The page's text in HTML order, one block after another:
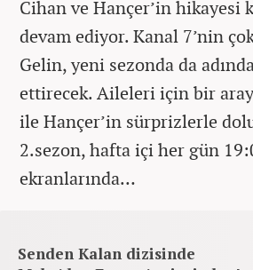
Cihan ve Hançer’in hikayesi
devam ediyor. Kanal 7’nin
Gelin, yeni sezonda da
ettirecek. Aileleri için bir
ile Hançer’in sürprizlerle
2.sezon, hafta içi her gün
ekranlarında…
Senden Kalan dizisinde